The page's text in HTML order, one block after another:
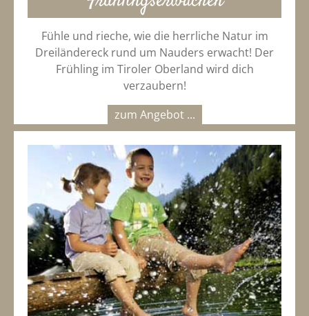
Fühle und rieche, wie die herrliche Natur im
Dreiländereck rund um Nauders erwacht! Der
Frühling im Tiroler Oberland wird dich
verzaubern!
zum Angebot ...